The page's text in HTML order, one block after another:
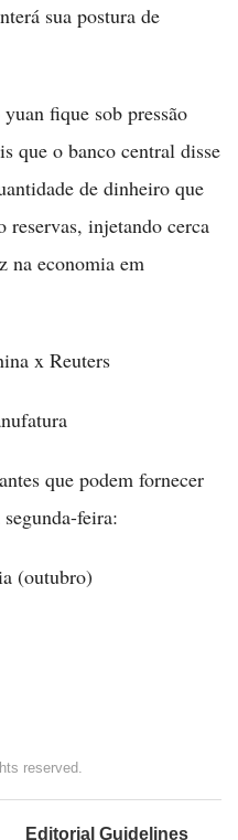
sua postura de
fique sob pressão
que o banco central disse
de dinheiro que
reservas, injetando cerca
na economia em
x Reuters
que podem fornecer
feira:
(outubro)
reserved.
Editorial Guidelines